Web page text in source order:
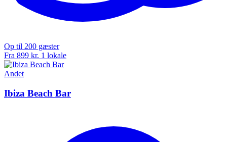
Op til 200 gæster
Fra 899 kr. 1 lokale
Andet
Ibiza Beach Bar